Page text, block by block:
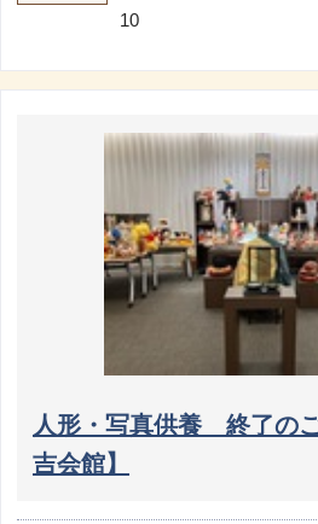
10
人形・写真供養 終了の
吉会館】